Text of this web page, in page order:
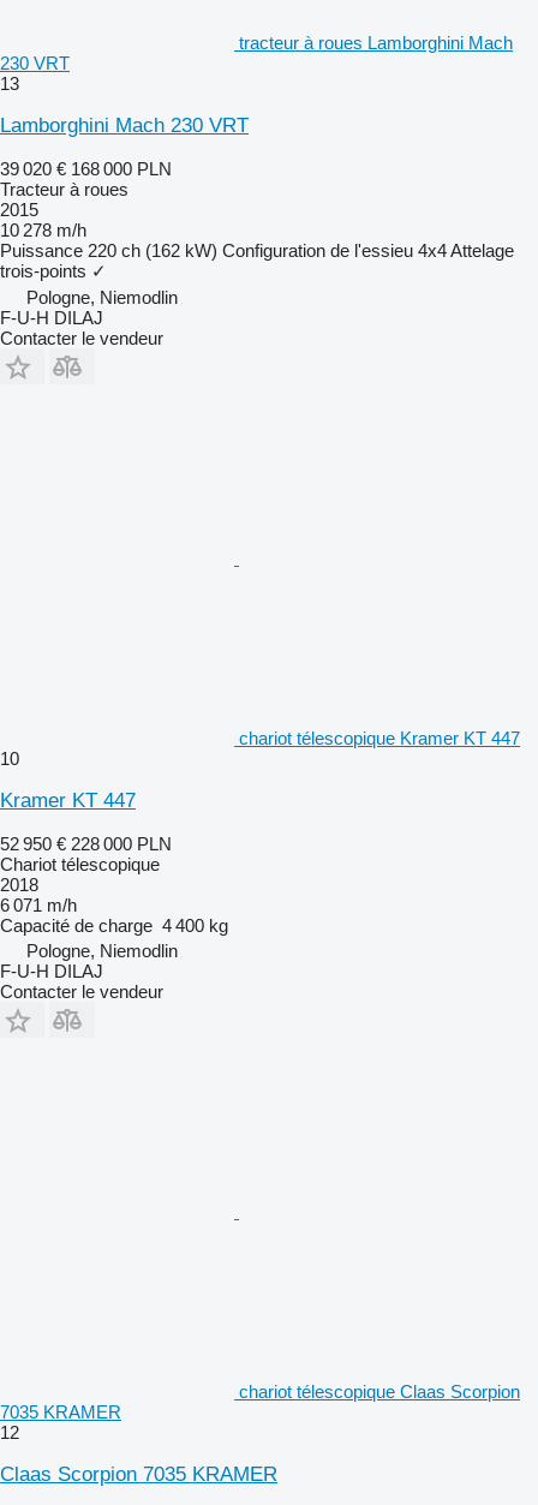
tracteur à roues Lamborghini Mach
230 VRT
13
Lamborghini Mach 230 VRT
39 020 € 168 000 PLN
Tracteur à roues
2015
10 278 m/h
Puissance 220 ch (162 kW) Configuration de l'essieu 4x4Attelage
trois-points ✓
Pologne, Niemodlin
F-U-H DILAJ
Contacter le vendeur
chariot télescopique Kramer KT 447
10
Kramer KT 447
52 950 € 228 000 PLN
Chariot télescopique
2018
6 071 m/h
Capacité de charge 4 400 kg
Pologne, Niemodlin
F-U-H DILAJ
Contacter le vendeur
chariot télescopique Claas Scorpion
7035 KRAMER
12
Claas Scorpion 7035 KRAMER